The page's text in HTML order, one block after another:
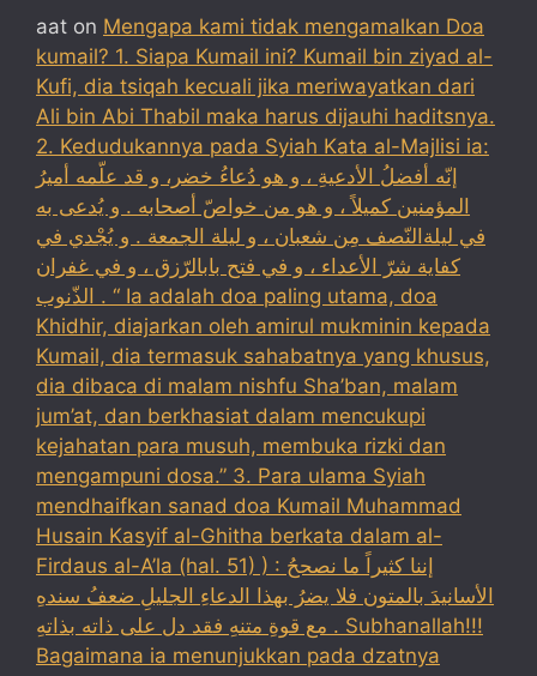
aat on Mengapa kami tidak mengamalkan Doa
kumail? 1. Siapa Kumail ini? Kumail bin ziyad al-
Kufi, dia tsiqah kecuali jika meriwayatkan dari
Ali bin Abi Thabil maka harus dijauhi haditsnya.
2. Kedudukannya pada Syiah Kata al-Majlisi ia:
إنّه أفضلُ الأدعيةِ ، و هو دُعاءُ خضر، و قد علّمه أميرُ
المؤمنين كميلاً ، و هو من خواصّ أصحابه . و يُدعى به
في ليلةالنّصف مِن شعبان ، و ليلة الجمعة . و يُجْدي في
كفاية شرّ الأعداء ، و في فتح بابالرّزق ، و في غفران
الذّنوب . “ Ia adalah doa paling utama, doa
Khidhir, diajarkan oleh amirul mukminin kepada
Kumail, dia termasuk sahabatnya yang khusus,
dia dibaca di malam nishfu Sha’ban, malam
jum’at, dan berkhasiat dalam mencukupi
kejahatan para musuh, membuka rizki dan
mengampuni dosa.” 3. Para ulama Syiah
mendhaifkan sanad doa Kumail Muhammad
Husain Kasyif al-Ghitha berkata dalam al-
Firdaus al-A’la (hal. 51) ) : إننا كثيراً ما نصححُ
الأسانيدَ بالمتون فلا يضرُ بهذا الدعاءِ الجليلِ ضعفُ سندهِ
مع قوةِ متنهِ فقد دل على ذاته بذاتهِ . Subhanallah!!!
Bagaimana ia menunjukkan pada dzatnya